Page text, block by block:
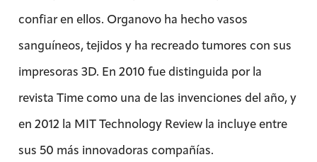
confiar en ellos. Organovo ha hecho vasos
sanguíneos, tejidos y ha recreado tumores con sus
impresoras 3D. En 2010 fue distinguida por la
revista Time como una de las invenciones del año, y
en 2012 la MIT Technology Review la incluye entre
sus 50 más innovadoras compañías.